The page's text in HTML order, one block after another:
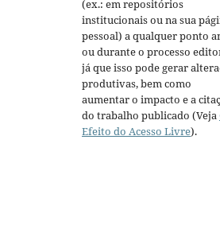
(ex.: em repositórios
institucionais ou na sua
pessoal) a qualquer ponto
ou durante o processo
já que isso pode gerar
produtivas, bem como
aumentar o impacto e a
do trabalho publicado (Veja
Efeito do Acesso Livre).